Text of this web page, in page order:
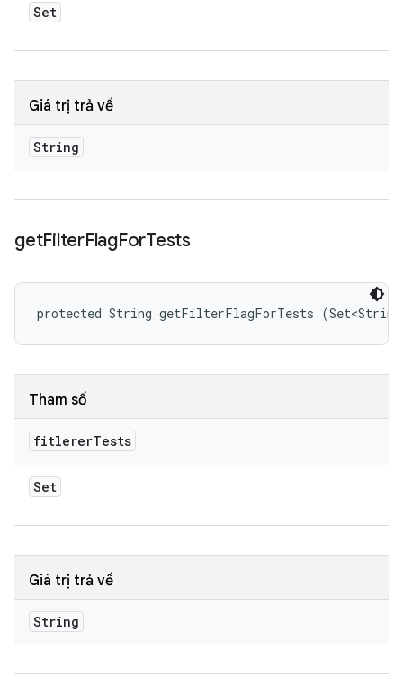
Set
Giá trị trả về
String
getFilterFlagForTests
protected String getFilterFlagForTests
Tham số
fitlererTests
Set
Giá trị trả về
String